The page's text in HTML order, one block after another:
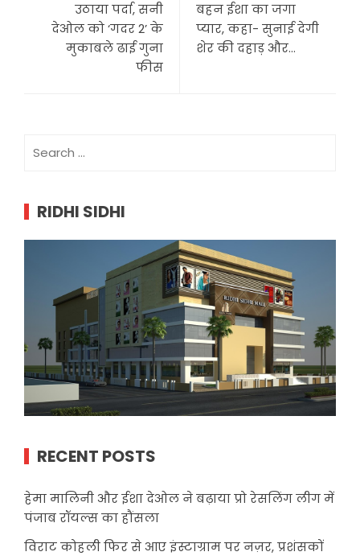
उठाया पर्दा, सनी
देओल को ‘गदर 2’ के
मुकाबले ढाई गुना
फीस
बहन ईशा का जगा
प्यार, कहा- सुनाई देगी
शेर की दहाड़ और…
for:
RIDHI SIDHI
RECENT POSTS
हेमा मालिनी और ईशा देओल ने बढ़ाया प्रो रेसलिंग लीग में
पंजाब रॉयल्स का हौंसला
विराट कोहली फिर से आए इंस्टाग्राम पर नज़र, प्रशंसकों